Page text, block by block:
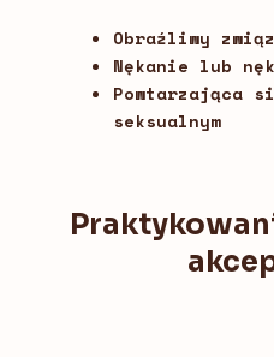
Obraźliwy
Nękanie lub
Powtarzająca
seksualnym